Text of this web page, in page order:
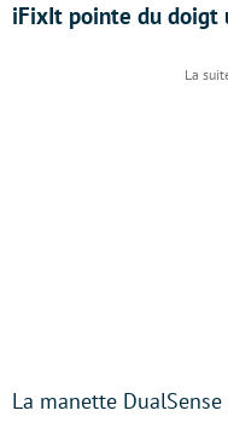
iFixIt pointe du
La manette DualSense